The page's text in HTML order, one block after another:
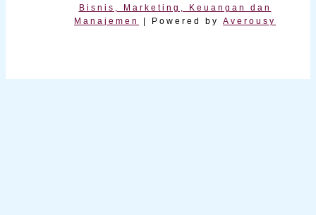
Bisnis, Marketing, Keuangan dan
Manajemen
| Powered by Averousy